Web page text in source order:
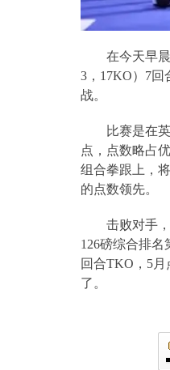
在今天早
3 ， 17KO） 7回
战。
比赛是在
点，点数略占
组合拳跟上，
的点数领先。
击败对手，
126磅综合排名
回合TKO ， 5
了。